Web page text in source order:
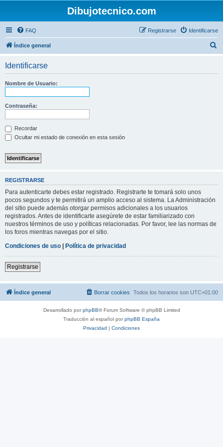
Dibujotecnico.com
FAQ Identificarse
Registrarse
Índice general
Identificarse
Nombre de Usuario:
Contraseña:
Recordar
Ocultar mi estado de conexión en esta sesión
REGISTRARSE
Para autenticarte debes estar registrado. Registrarte te tomará solo unos
pocos segundos y te permitirá un amplio acceso al sistema. La Administración
del sitio puede además otorgar permisos adicionales a los usuarios
registrados. Antes de identificarte asegúrete de estar familiarizado con
nuestros términos de uso y políticas relacionadas. Por favor, lee las normas de
los foros mientras navegas por el sitio.
Condiciones de uso | Política de privacidad
Registrarse
Índice general Todos los horarios son UTC+01:00
Borrar cookies
Desarrollado porphpBB® Forum Software © phpBB Limited
Traducción al español porphpBB España
Privacidad | Condiciones